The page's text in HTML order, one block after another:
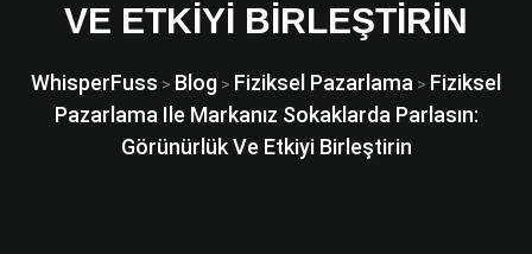
VE ETKIYI BIRLEŞTIRIN
WhisperFuss > Blog > Fiziksel Pazarlama > Fiziksel
Pazarlama Ile Markanız Sokaklarda Parlasın:
Görünürlük Ve Etkiyi Birleştirin